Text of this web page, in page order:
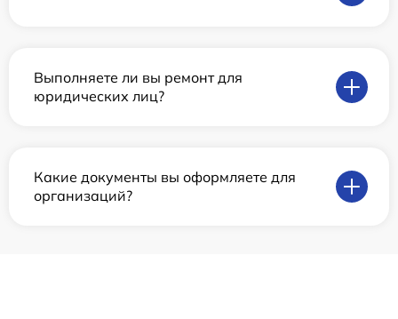
Выполняете ли вы ремонт для
юридических лиц?
Какие документы вы оформляете для
организаций?